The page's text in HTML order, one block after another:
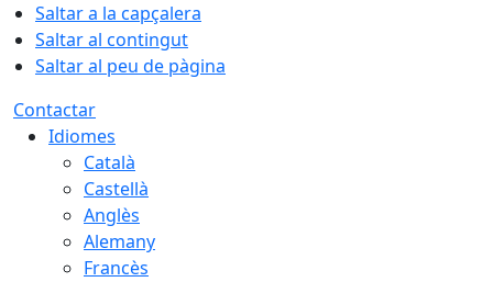
Saltar a la capçalera
Saltar al contingut
Saltar al peu de pàgina
Contactar
Idiomes
Català
Castellà
Anglès
Alemany
Francès